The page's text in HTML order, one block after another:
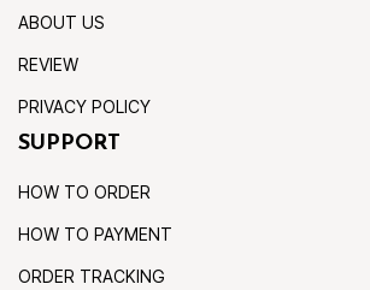
ABOUT US
REVIEW
PRIVACY POLICY
SUPPORT
HOW TO ORDER
HOW TO PAYMENT
ORDER TRACKING